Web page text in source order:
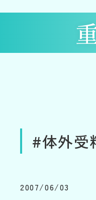
#体外受
2007/06/03